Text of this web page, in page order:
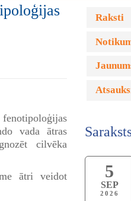
fenotipoloģijas
vada ātras
cilvēka
ātri veidot
Raksti
5
SEP
2026